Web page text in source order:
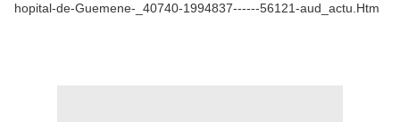
hopital-de-Guemene-_40740-1994837------56121-aud_actu.Htm